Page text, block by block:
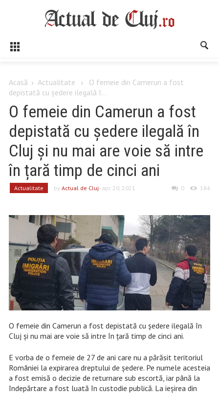
Acasă Actualitate
O femeie din Camerun a fost
depistată cu ședere ilegală î...
O femeie din Camerun a fost
depistată cu ședere ilegală în
Cluj și nu mai are voie să intre
în țară timp de cinci ani
Actualitate by Actual de Cluj- apr. 20, 2021 0 184
O femeie din Camerun a fost depistată cu ședere ilegală în
Cluj și nu mai are voie să intre în țară timp de cinci ani.
E vorba de o femeie de 27 de ani care nu a părăsit teritoriul
României la expirarea dreptului de şedere. Pe numele acesteia
a fost emisă o decizie de returnare sub escortă, iar până la
îndepărtare a fost luată în custodie publică. La ieşirea din